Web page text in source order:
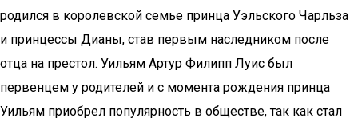
родился в королевской семье принца Уэльского Чарльза
и принцессы Дианы, став первым наследником после
отца на престол. Уильям Артур Филипп Луис был
первенцем у родителей и с момента рождения принца
Уильям приобрел популярность в обществе, так как стал